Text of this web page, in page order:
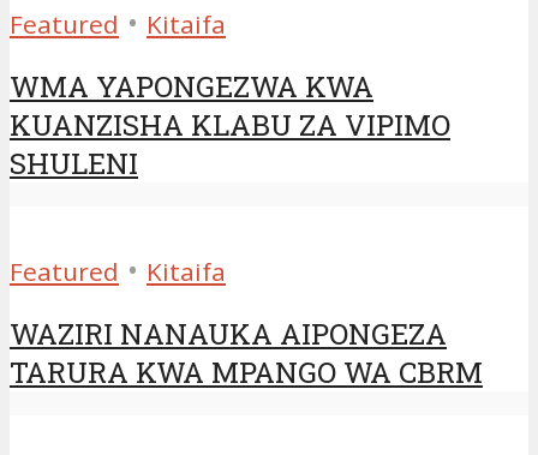
Featured • Kitaifa
WMA YAPONGEZWA KWA
KUANZISHA KLABU ZA VIPIMO
SHULENI
Featured • Kitaifa
WAZIRI NANAUKA AIPONGEZA
TARURA KWA MPANGO WA CBRM